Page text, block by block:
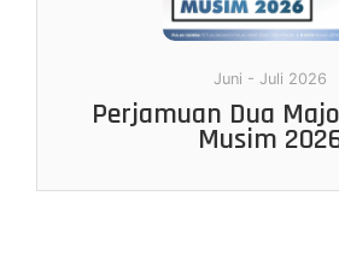
Juni - Juli 2026
Perjamuan Dua
Musim